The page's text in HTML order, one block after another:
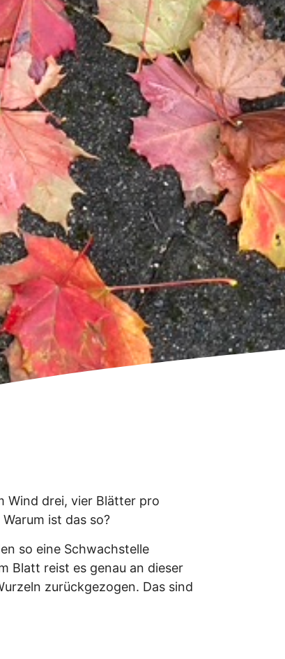
Wind drei, vier Blätter pro
ist das so?
so eine Schwachstelle
Blatt reist es genau an dieser
zurückgezogen. Das sind